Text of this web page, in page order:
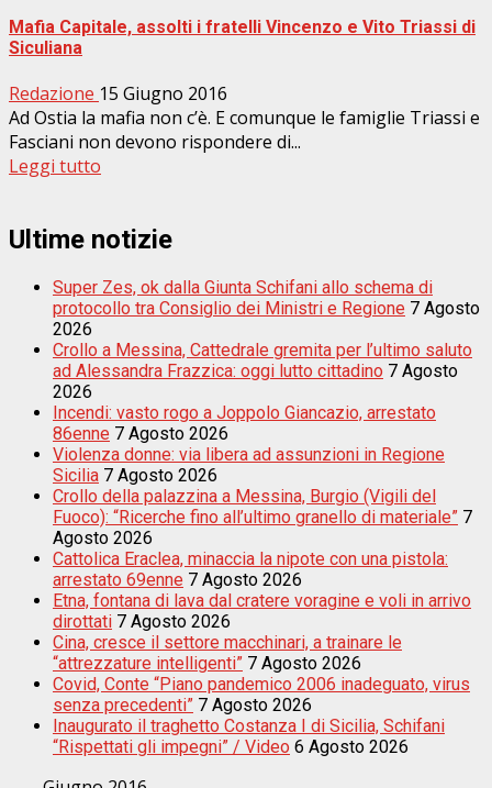
Mafia Capitale, assolti i fratelli Vincenzo e Vito Triassi di
Siculiana
Redazione 15 Giugno 2016
Ad Ostia la mafia non c’è. E comunque le famiglie Triassi e
Fasciani non devono rispondere di...
Leggi tutto
Ultime notizie
Super Zes, ok dalla Giunta Schifani allo schema di
protocollo tra Consiglio dei Ministri e Regione 7 Agosto
2026
Crollo a Messina, Cattedrale gremita per l’ultimo saluto
ad Alessandra Frazzica: oggi lutto cittadino 7 Agosto
2026
Incendi: vasto rogo a Joppolo Giancazio, arrestato
86enne 7 Agosto 2026
Violenza donne: via libera ad assunzioni in Regione
Sicilia 7 Agosto 2026
Crollo della palazzina a Messina, Burgio (Vigili del
Fuoco): “Ricerche fino all’ultimo granello di materiale” 7
Agosto 2026
Cattolica Eraclea, minaccia la nipote con una pistola:
arrestato 69enne 7 Agosto 2026
Etna, fontana di lava dal cratere voragine e voli in arrivo
dirottati 7 Agosto 2026
Cina, cresce il settore macchinari, a trainare le
“attrezzature intelligenti” 7 Agosto 2026
Covid, Conte “Piano pandemico 2006 inadeguato, virus
senza precedenti” 7 Agosto 2026
Inaugurato il traghetto Costanza I di Sicilia, Schifani
“Rispettati gli impegni” / Video 6 Agosto 2026